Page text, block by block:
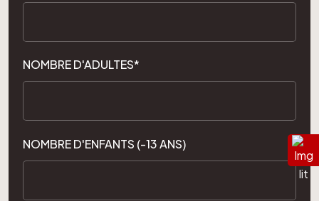
NOMBRE D'ADULTES*
NOMBRE D'ENFANTS (-13 ANS)